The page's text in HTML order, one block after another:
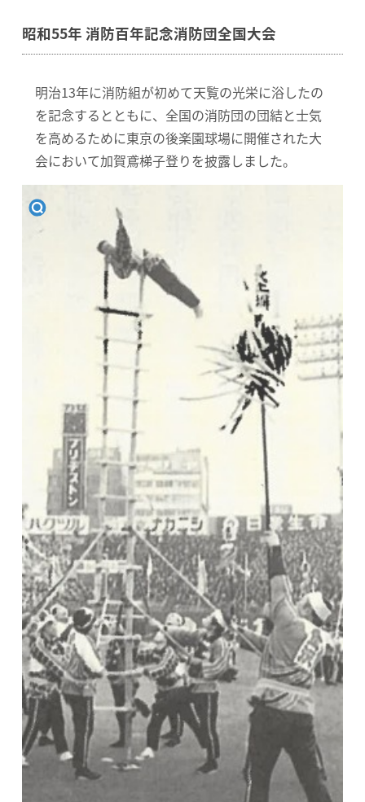
昭和55年 消防百年記念消防団全国大会
明治13年に消防組が初めて天覧の光栄に浴したの
を記念するとともに、全国の消防団の団結と士気
を高めるために東京の後楽園球場に開催された大
会において加賀鳶梯子登りを披露しました。